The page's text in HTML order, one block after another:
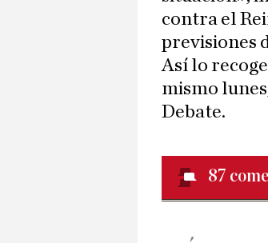
contra el
previsiones
Así lo
mismo
Debate.
87